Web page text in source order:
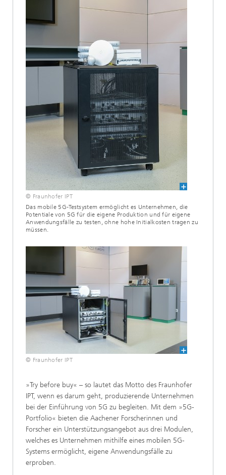
© Fraunhofer IPT
Das mobile 5G-Testsystem ermöglicht es Unternehmen, die
Potentiale von 5G für die eigene Produktion und für eigene
Anwendungsfälle zu testen, ohne hohe Initialkosten tragen zu
müssen.
© Fraunhofer IPT
»Try before buy« – so lautet das Motto des Fraunhofer
IPT, wenn es darum geht, produzierende Unternehmen
bei der Einführung von 5G zu begleiten. Mit dem »5G-
Portfolio« bieten die Aachener Forscherinnen und
Forscher ein Unterstützungsangebot aus drei Modulen,
welches es Unternehmen mithilfe eines mobilen 5G-
Systems ermöglicht, eigene Anwendungsfälle zu
erproben.